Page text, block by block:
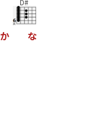
か
D#
な